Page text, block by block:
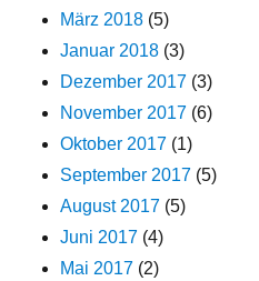
März 2018 (5)
Januar 2018 (3)
Dezember 2017 (3)
November 2017 (6)
Oktober 2017 (1)
September 2017 (5)
August 2017 (5)
Juni 2017 (4)
Mai 2017 (2)